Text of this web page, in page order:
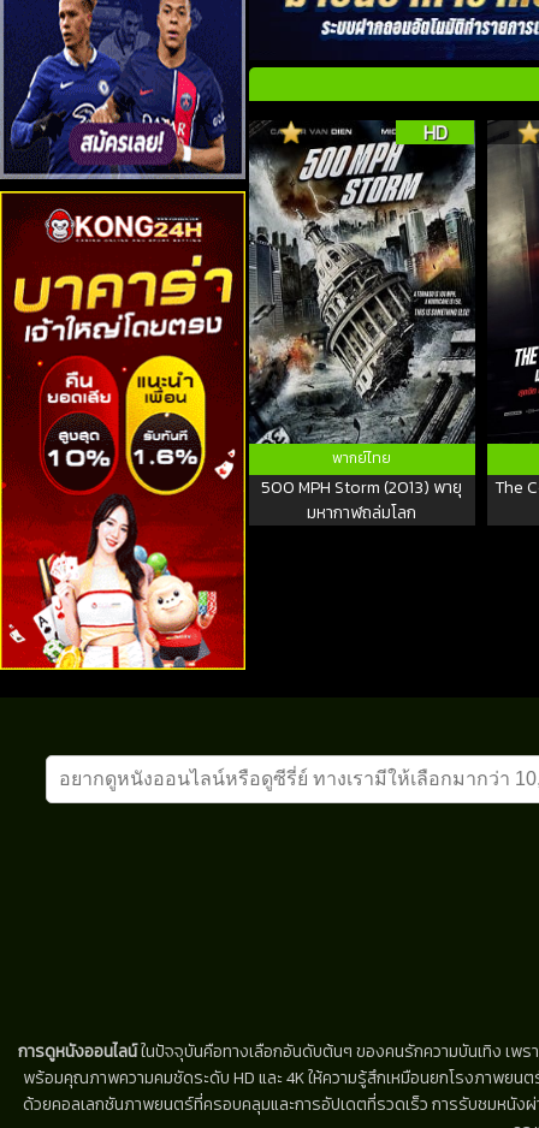
HD
พากย์ไทย
500 MPH Storm (2013) พายุ
มหากาฬถล่มโลก
The
การดูหนังออนไลน์ในปัจจุบันคือทางเลือกอันดับต้นๆ ของคนรักความบันเทิง เพร
พร้อมคุณภาพความคมชัดระดับ HD และ 4K ให้ความรู้สึกเหมือนยกโรงภาพยน
ด้วยคอลเลกชันภาพยนตร์ที่ครอบคลุมและการอัปเดตที่รวดเร็ว การรับชมหนัง